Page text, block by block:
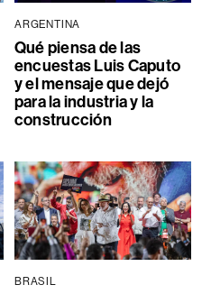
ARGENTINA
Qué piensa de las
encuestas Luis Caputo
y el mensaje que dejó
para la industria y la
construcción
BRASIL